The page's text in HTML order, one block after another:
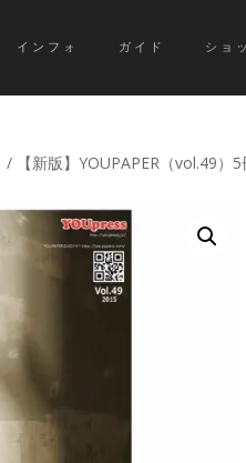
インフォ ガイド ショ
/ 【新版】YOUPAPER（vol.49）5